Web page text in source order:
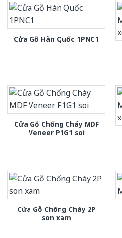
Cửa Gỗ Hàn Quốc 1PNC1
Cửa Gỗ Chống Cháy MDF
Veneer P1G1 soi
Cửa Gỗ Chống Cháy 2P
son xam